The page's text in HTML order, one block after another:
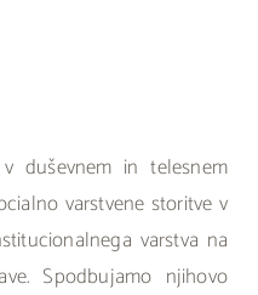
duševnem in telesnem
varstvene storitve v
varstva na
Spodbujamo njihovo